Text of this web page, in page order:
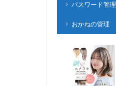
パスワード管理
おかねの管理